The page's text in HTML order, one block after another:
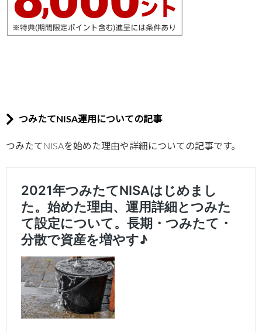
つみたてNISA運用についての記事
つみたてNISAを始めた理由や詳細についての記事です。